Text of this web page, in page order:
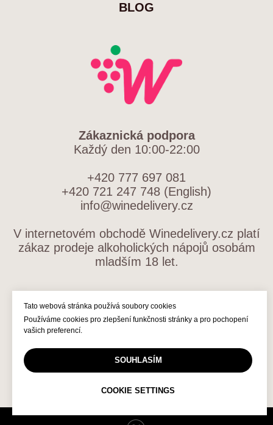
Tato webová stránka používá soubory cookies
Používáme cookies pro zlepšení funkčnosti stránky a pro pochopení
vašich preferencí.
SOUHLASÍM
COOKIE SETTINGS
BLOG
Zákaznická podpora
Každý den 10:00-22:00
+420 777 697 081
+420 721 247 748 (English)
info@winedelivery.cz
V internetovém obchodě Winedelivery.cz platí
zákaz prodeje alkoholických nápojů osobám
mladším 18 let.
OBCHODNÍ PODMÍNKY
ZPRACOVÁNÍ OSOBNÍCH ÚDAJŮ